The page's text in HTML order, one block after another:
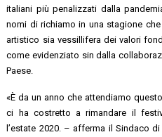
italiani più penalizzati dalla
nomi di richiamo in una stagione
artistico sia vessillifera dei valori
come evidenziato sin dalla
Paese.
«È da un anno che attendiamo
ci ha costretto a rimandare il
l’estate 2020. – afferma il Sindaco